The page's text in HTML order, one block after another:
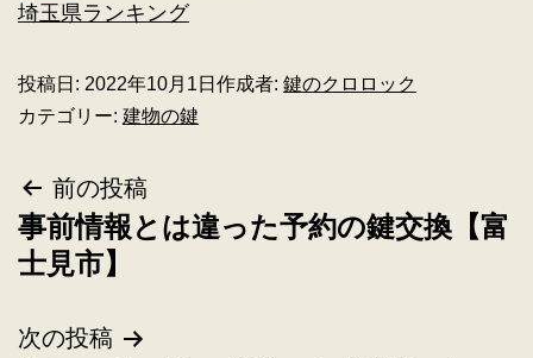
埼玉県ランキング
投稿日: 2022年10月1日 作成者: 鍵のクロロック
カテゴリー: 建物の鍵
前の投稿
事前情報とは違った予約の鍵交換【富
士見市】
次の投稿